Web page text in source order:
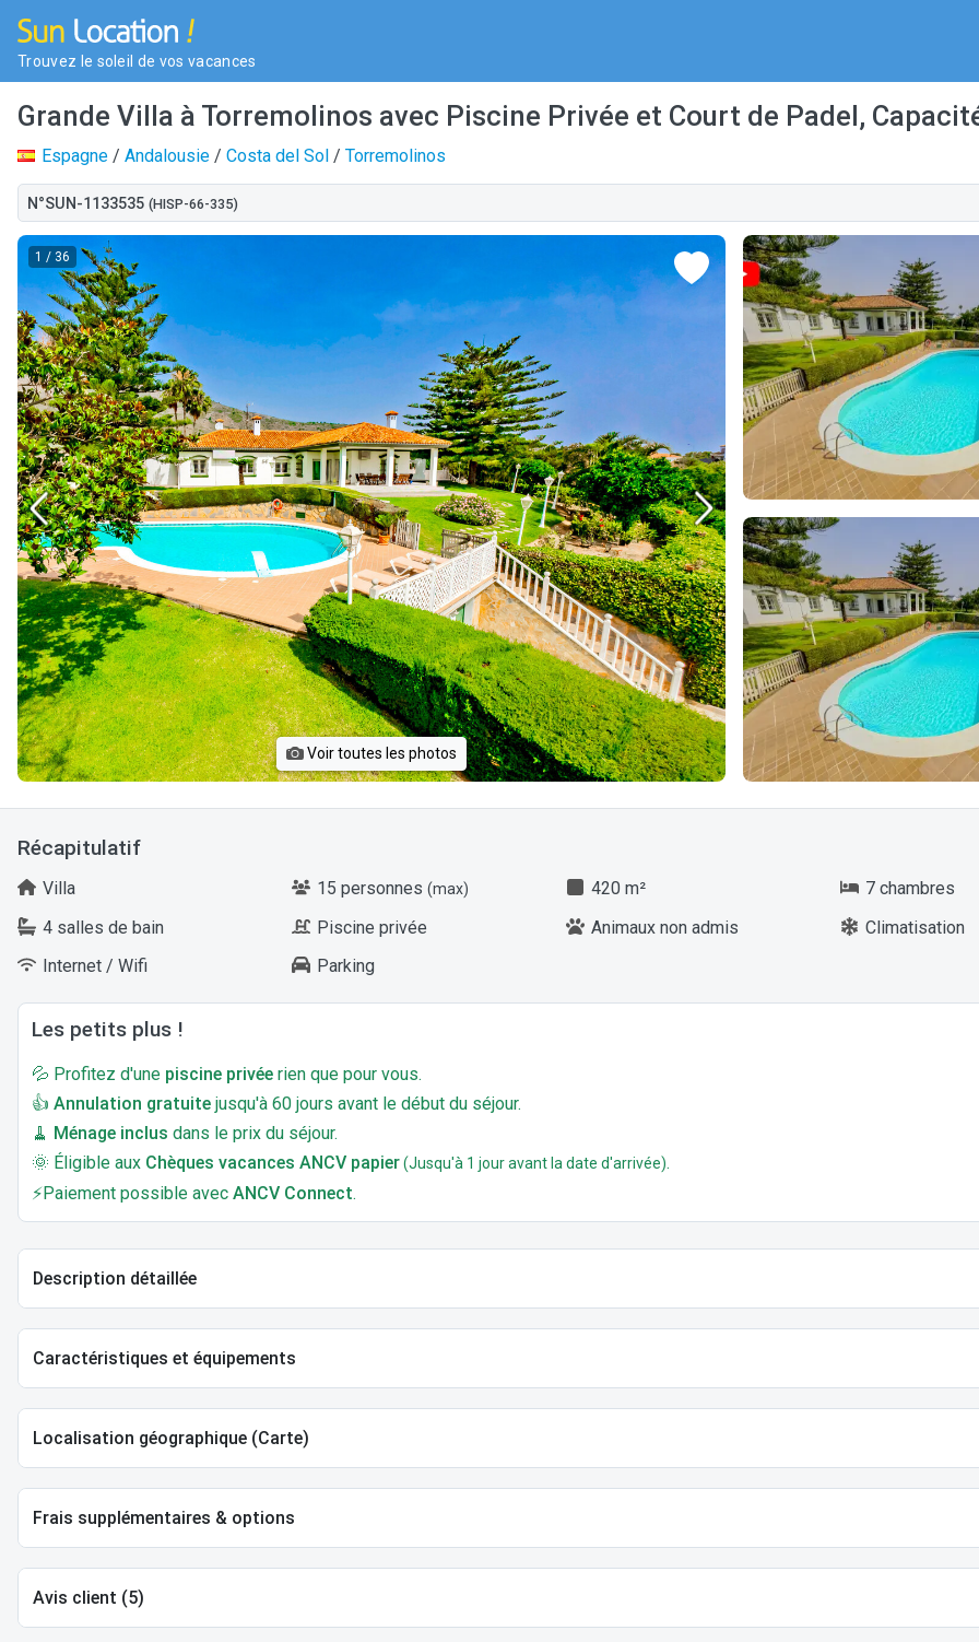
Trouvez le soleil de vos vacances
Grande Villa à Torremolinos avec Piscine Privée et Court de Padel,
Espagne / Andalousie / Costa del Sol / Torremolinos
N°SUN-1133535 (HISP-66-335)
1 / 36
Voir toutes les photos
Récapitulatif
Villa 15 personnes (max) 420 m²
7 chambres
4 salles de bain
Piscine privée Animaux non admis
Climatisation
Internet / Wifi
Parking
Les petits plus !
💦 Profitez d'une piscine privée rien que pour vous.
👍 Annulation gratuite jusqu'à 60 jours avant le début du séjour.
🧹 Ménage inclus dans le prix du séjour.
🌞 Éligible aux Chèques vacances ANCV papier(Jusqu'à 1 jour avant la date d'arrivée).
⚡Paiement possible avec ANCV Connect.
Description détaillée
Caractéristiques et équipements
Localisation géographique (Carte)
Frais supplémentaires & options
Avis client (5)